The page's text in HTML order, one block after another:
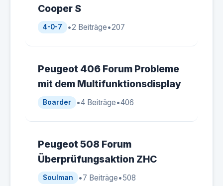
Cooper S
4-0-7 •2 Beiträge•207
Peugeot 406 Forum Probleme
mit dem Multifunktionsdisplay
Boarder •4 Beiträge•406
Peugeot 508 Forum
Überprüfungsaktion ZHC
Soulman •7 Beiträge•508